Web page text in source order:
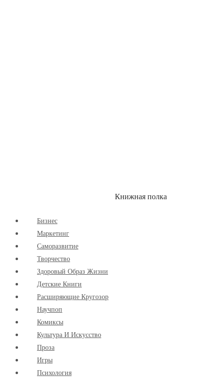
Книжная полка
Бизнес
Маркетинг
Cаморазвитие
Творчество
Здоровый Образ Жизни
Детские Книги
Расширяющие Кругозор
Научпоп
Комиксы
Культура И Искусство
Проза
Игры
Психология